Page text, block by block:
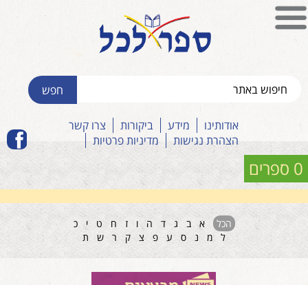
אודותינו מידע ביקורות
צרו קשר
הצהרת נגישות
מדיניות פרטיות
0 ספרים
הכל א ב ג ד ה ו ז ח ט י
כ
ל
מ נ ס ע פ צ ק ר ש ת